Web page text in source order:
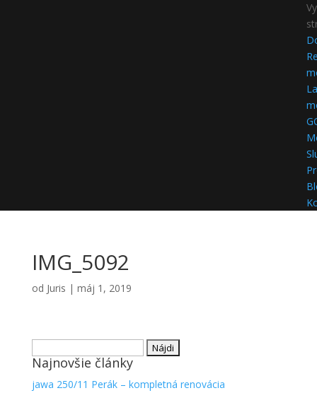
IMG_5092
od Juris | máj 1, 2019
Najnovšie články
jawa 250/11 Perák – kompletná renovácia